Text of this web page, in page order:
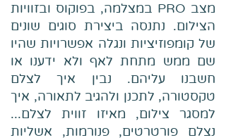
מצב PRO במצלמה, בפוקוס ובזוויות
הצילום. נתנסה ביצירת סוגים שונים
של קומפוזיציות ונגלה אפשרויות שהיו
שם ממש מתחת לאף ולא ידענו או
חשבנו עליהם. נבין איך לצלם
טקסטורה, לתכנן ולהגיב לתאורה, איך
למסגר צילום, מאיזו זווית לצלם...
נצלם פורטרטים, פנורמות, אשליות